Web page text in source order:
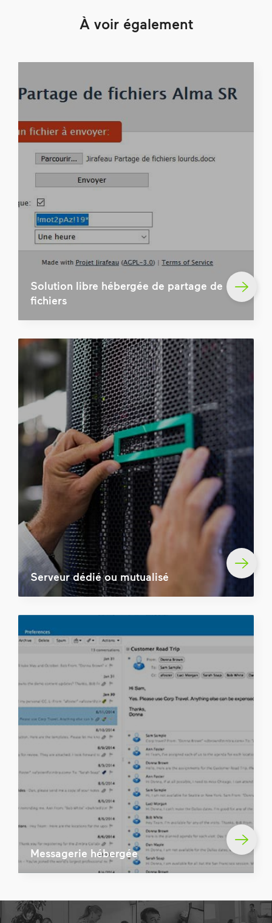
À voir également
Solution libre hébergée de partage de
fichiers
Serveur dédié ou mutualisé
Messagerie hébergée